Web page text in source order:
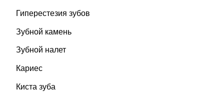
Гиперестезия зубов
Зубной камень
Зубной налет
Кариес
Киста зуба